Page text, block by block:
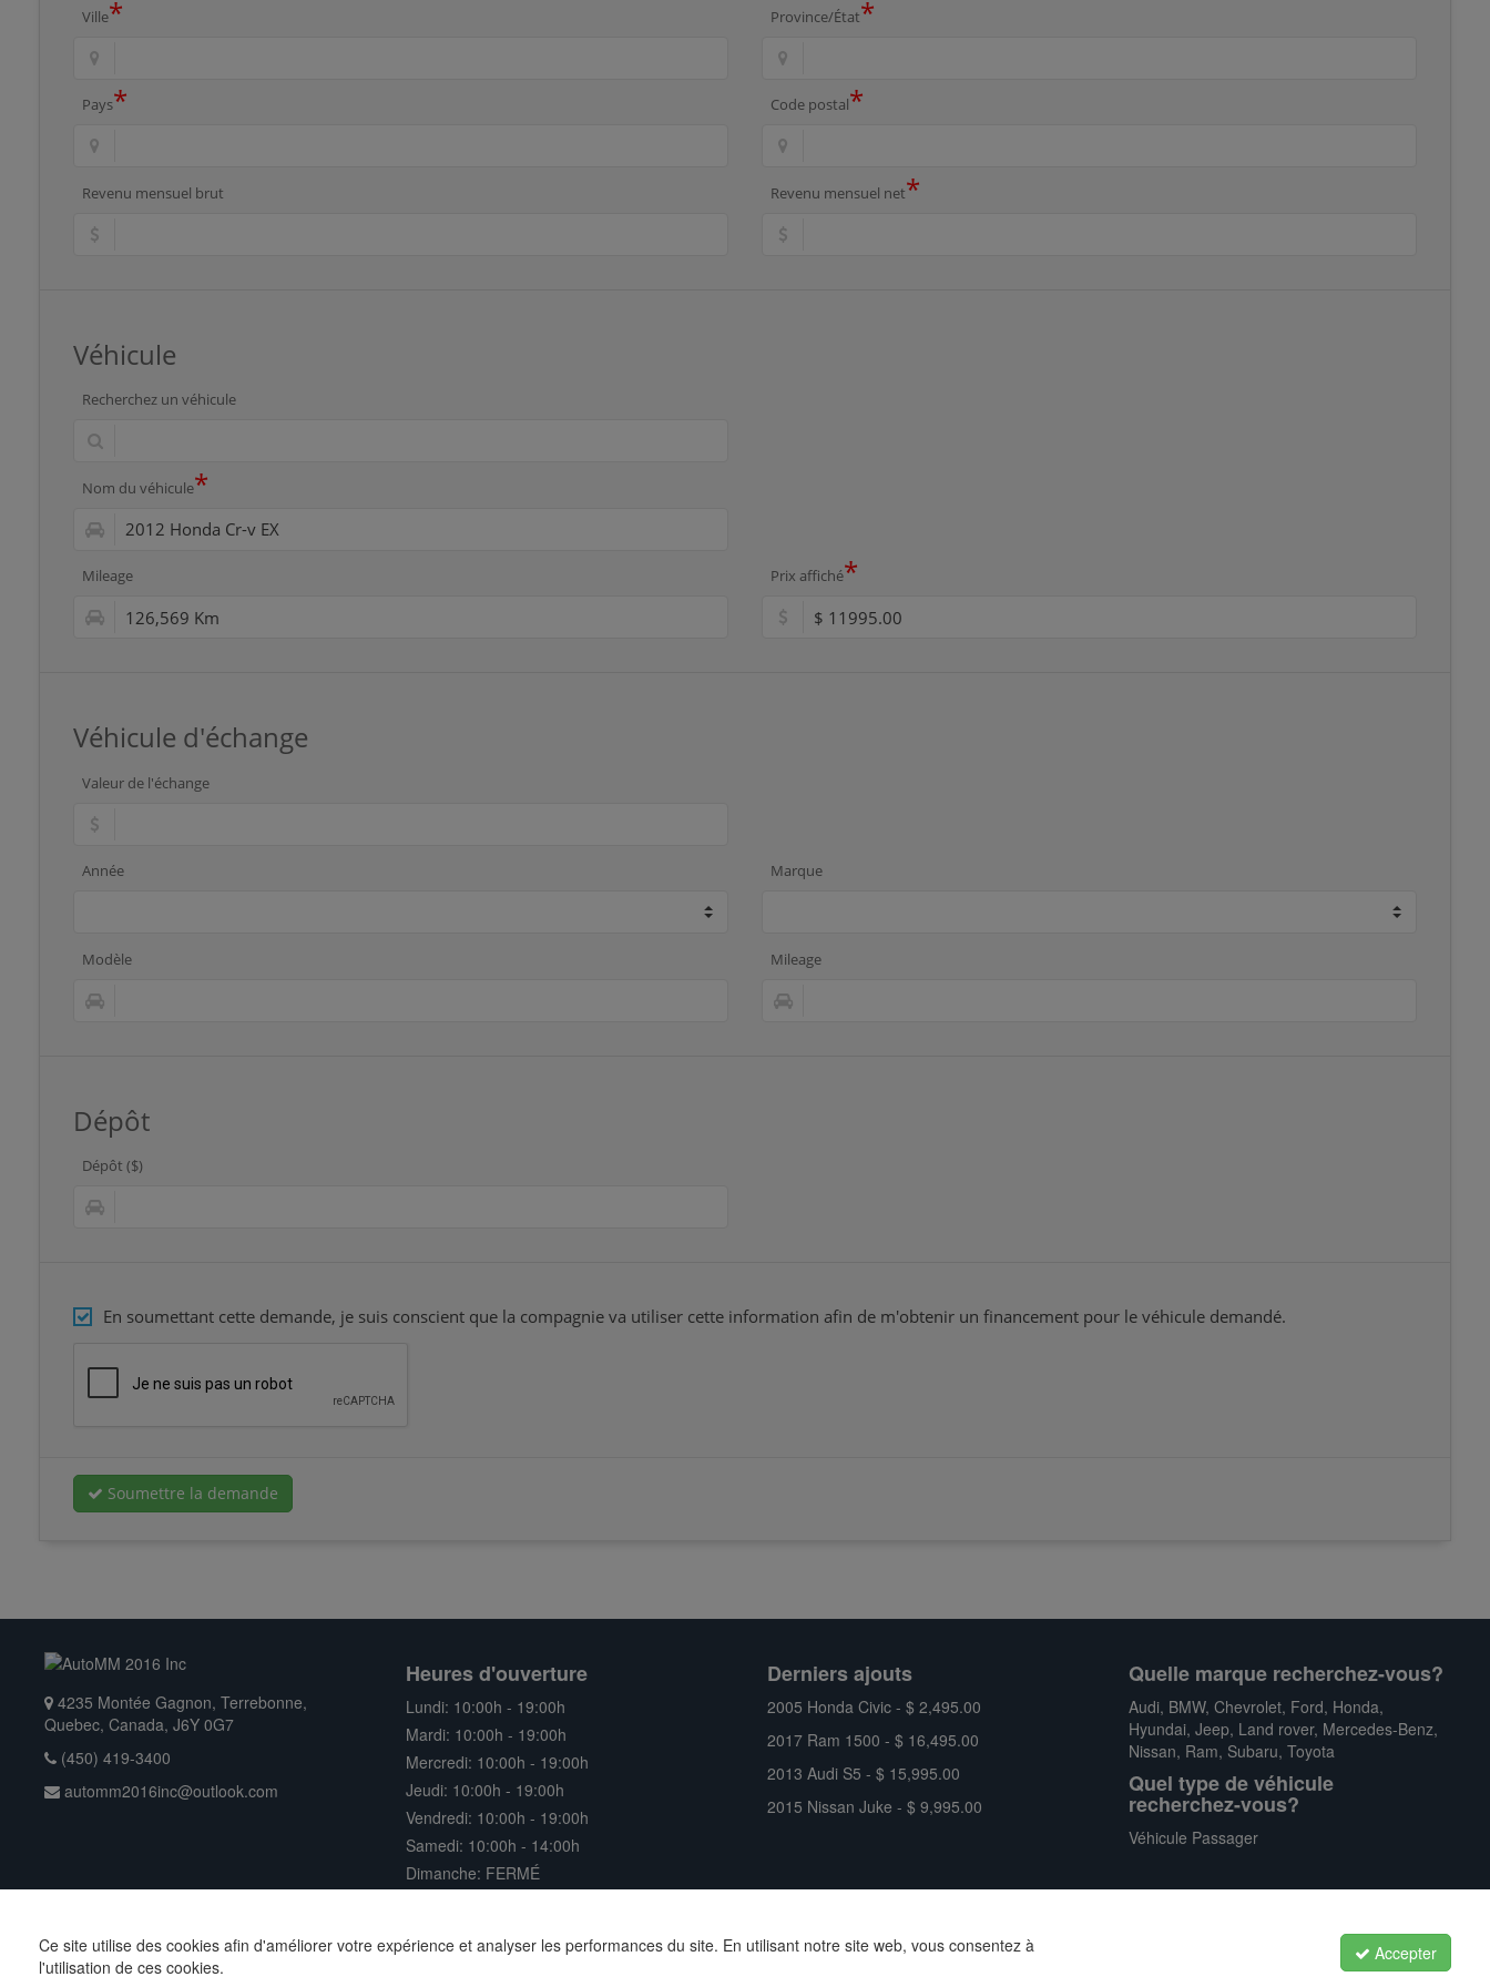
Ville* Province/État*
Pays* Code postal*
Revenu mensuel brut Revenu mensuel net*
Véhicule
Recherchez un véhicule
Nom du véhicule*
Mileage Prix affiché*
Véhicule d'échange
Valeur de l'échange
Année Marque
Modèle Mileage
Dépôt
Dépôt ($)
En soumettant cette demande, je suis conscient que la compagnie va utiliser cette information afin de m'obtenir un financement pour le véhicule demandé.
Soumettre la demande
4235 Montée Gagnon, Terrebonne,
Quebec, Canada, J6Y 0G7
(450) 419-3400
automm2016inc@outlook.com
Heures d'ouverture
Lundi: 10:00h - 19:00h
Mardi: 10:00h - 19:00h
Mercredi: 10:00h - 19:00h
Jeudi: 10:00h - 19:00h
Vendredi: 10:00h - 19:00h
Samedi: 10:00h - 14:00h
Dimanche: FERMÉ
Derniers ajouts
2005 Honda Civic - $ 2,495.00
2017 Ram 1500 - $ 16,495.00
2013 Audi S5 - $ 15,995.00
2015 Nissan Juke - $ 9,995.00
Quelle marque recherchez-vous?
Audi, BMW, Chevrolet, Ford, Honda,
Hyundai, Jeep, Land rover, Mercedes-Benz,
Nissan, Ram, Subaru, Toyota
Quel type de véhicule
recherchez-vous?
Véhicule Passager
Droits d'auteur © 2026 AutoMM 2016 Inc | Tous droits réservés |Site web concessionnaire auto
parAutoPro.io
Conditions générales
Ce site utilise des cookies afin d'améliorer votre expérience et analyser les performances du site. En utilisant notre site web, vous consentez à
l'utilisation de ces cookies.
Accepter